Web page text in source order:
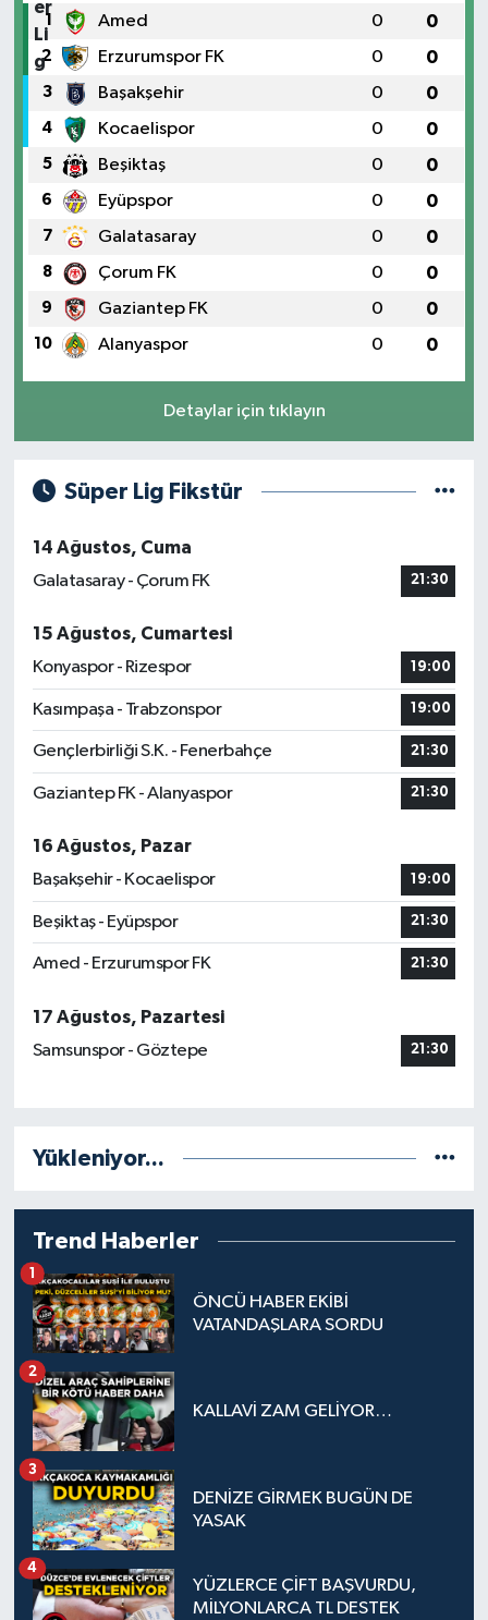
1 Amed 0 0
2 Erzurumspor FK 0 0
3 Başakşehir 0 0
4 Kocaelispor 0 0
5 Beşiktaş 0 0
6 Eyüpspor 0 0
7 Galatasaray 0 0
8 Çorum FK 0 0
9 Gaziantep FK 0 0
10 Alanyaspor 0 0
Detaylar için tıklayın
Süper Lig Fikstür
14 Ağustos, Cuma
Galatasaray - Çorum FK
21:30
15 Ağustos, Cumartesi
Konyaspor - Rizespor
19:00
Kasımpaşa - Trabzonspor 19:00
Gençlerbirliği S.K. - Fenerbahçe 21:30
Gaziantep FK - Alanyaspor 21:30
16 Ağustos, Pazar
Başakşehir - Kocaelispor
19:00
Beşiktaş - Eyüpspor 21:30
Amed - Erzurumspor FK 21:30
17 Ağustos, Pazartesi
Samsunspor - Göztepe
21:30
Yükleniyor...
Trend Haberler
ÖNCÜ HABER EKİBİ
VATANDAŞLARA SORDU
1
KALLAVİ ZAM GELİYOR…
2
DENİZE GİRMEK BUGÜN DE
YASAK
3
YÜZLERCE ÇİFT BAŞVURDU,
MİLYONLARCA TL DESTEK
4